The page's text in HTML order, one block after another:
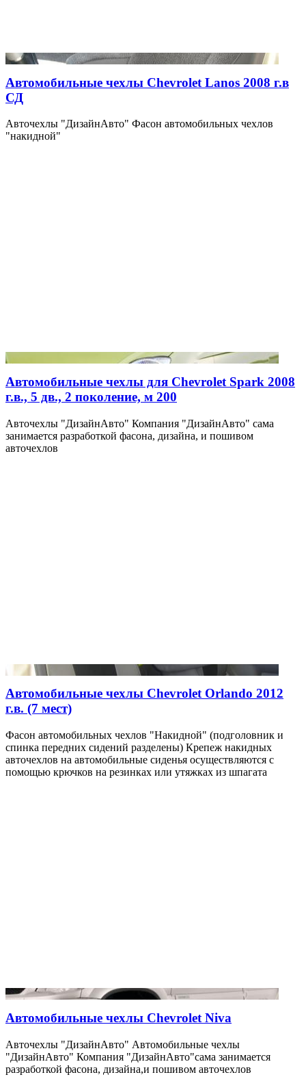
Автомобильные чехлы Chevrolet Lanos 2008 г.в
СД
Авточехлы "ДизайнАвто" Фасон автомобильных чехлов
"накидной"
Автомобильные чехлы для Chevrolet Spark 2008
г.в., 5 дв., 2 поколение, м 200
Авточехлы "ДизайнАвто" Компания "ДизайнАвто" сама
занимается разработкой фасона, дизайна, и пошивом
авточехлов
Автомобильные чехлы Chevrolet Orlando 2012
г.в. (7 мест)
Фасон автомобильных чехлов "Накидной" (подголовник и
спинка передних сидений разделены) Крепеж накидных
авточехлов на автомобильные сиденья осуществляются с
помощью крючков на резинках или утяжках из шпагата
Автомобильные чехлы Chevrolet Niva
Авточехлы "ДизайнАвто" Автомобильные чехлы
"ДизайнАвто" Компания "ДизайнАвто"сама занимается
разработкой фасона, дизайна,и пошивом авточехлов